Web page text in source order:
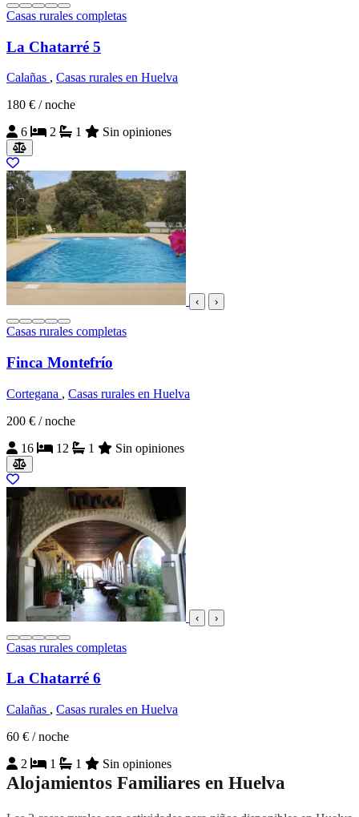
Casas rurales completas
La Chatarré 5
Calañas , Casas rurales en Huelva
180 € / noche
6
2 1 Sin opiniones
‹ ›
Casas rurales completas
Finca Montefrío
Cortegana , Casas rurales en Huelva
200 € / noche
16
12 1 Sin opiniones
‹ ›
Casas rurales completas
La Chatarré 6
Calañas , Casas rurales en Huelva
60 € / noche
2
1 1 Sin opiniones
Alojamientos Familiares en Huelva